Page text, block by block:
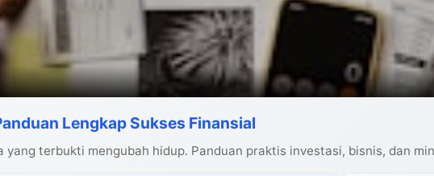
Lengkap Sukses Finansial
yang terbukti mengubah hidup. Panduan praktis investasi, bisnis, dan